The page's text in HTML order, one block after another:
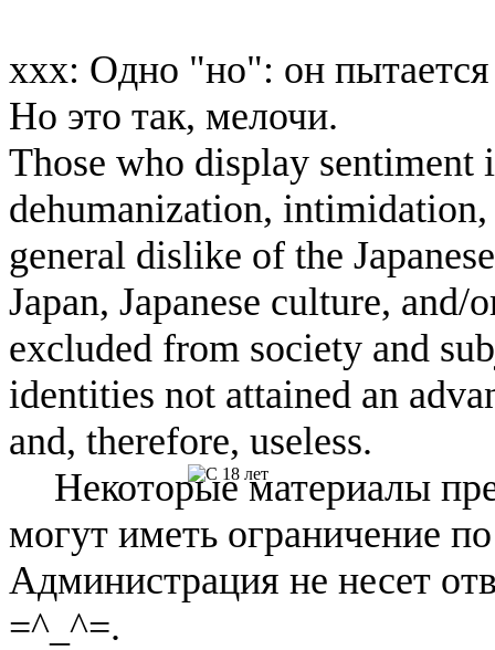
ххх: Одно "но": он
Но это так, мелочи.
Those who display
dehumanization,
general dislike of the
Japan, Japanese culture, and/
excluded from society and
identities not attained an
and, therefore, useless.
Некоторые материалы
могут иметь ограничение
Администрация не несет
=^_^=.